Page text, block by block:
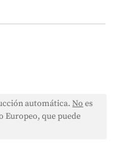
automática.No es
Europeo, que puede